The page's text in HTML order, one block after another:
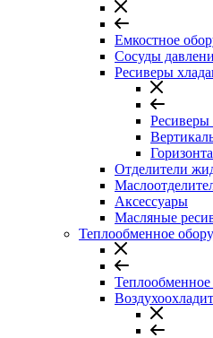
Емкостное
Сосуды
Ресиверы
Ресиверы
Отделители
Аксессуары
Масляные
Теплообменное
Теплообменное